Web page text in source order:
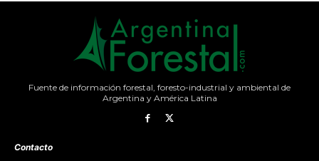
Fuente de información forestal, foresto-industrial y ambiental de
Argentina y América Latina
Contacto